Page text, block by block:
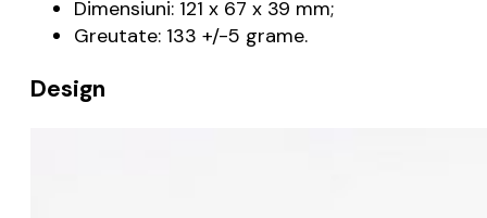
Dimensiuni: 121 x 67 x 39 mm;
Greutate: 133 +/-5 grame.
Design